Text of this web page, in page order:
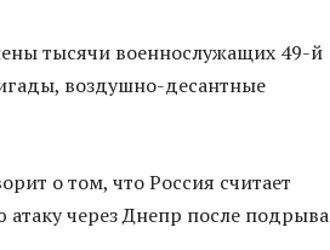
тысячи военнослужащих 49-й
воздушно-десантные
о том, что Россия считает
через Днепр после подрыва